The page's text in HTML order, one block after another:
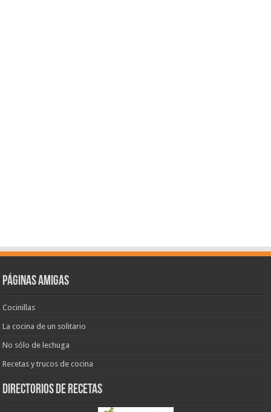
Páginas amigas
Cocinillas
La cocina de un solitario
No sólo de lechuga
Recetas y trucos de cocina
Directorios de recetas